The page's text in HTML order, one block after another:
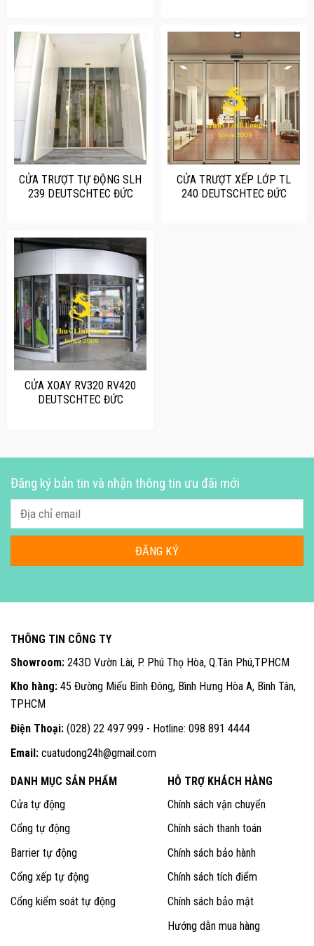
CỬA TRƯỢT TỰ ĐỘNG SLH
239 DEUTSCHTEC ĐỨC
CỬA TRƯỢT XẾP LỚP TL
240 DEUTSCHTEC ĐỨC
CỬA XOAY RV320 RV420
DEUTSCHTEC ĐỨC
Đăng ký bản tin và nhận thông tin ưu đãi mới
THÔNG TIN CÔNG TY
Showroom: 243D Vườn Lài, P. Phú Thọ Hòa, Q.Tân Phú,TPHCM
Kho hàng: 45 Đường Miếu Bình Đông, Bình Hưng Hòa A, Bình Tân,
TPHCM
Điện Thoại: (028) 22 497 999 - Hotline: 098 891 4444
Email: cuatudong24h@gmail.com
DANH MỤC SẢN PHẨM
Cửa tự động
Cổng tự động
Barrier tự động
Cổng xếp tự động
Cổng kiểm soát tự động
HỖ TRỢ KHÁCH HÀNG
Chính sách vận chuyển
Chính sách thanh toán
Chính sách bảo hành
Chính sách tích điểm
Chính sách bảo mật
Hướng dẫn mua hàng